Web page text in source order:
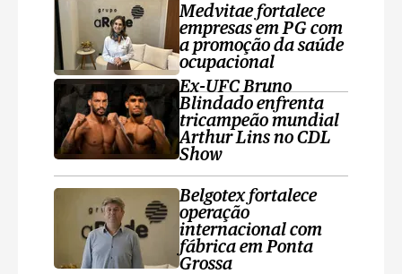
Medvitae fortalece
empresas em PG com
a promoção da saúde
ocupacional
Ex-UFC Bruno
Blindado enfrenta
tricampeão mundial
Arthur Lins no CDL
Show
Belgotex fortalece
operação
internacional com
fábrica em Ponta
Grossa